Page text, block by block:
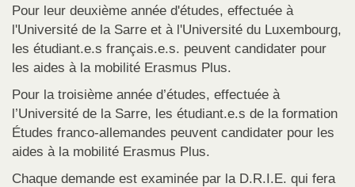
Pour leur deuxième année d'études, effectuée à
l'Université de la Sarre et à l'Université du Luxembourg,
les étudiant.e.s français.e.s. peuvent candidater pour
les aides à la mobilité Erasmus Plus.
Pour la troisième année d’études, effectuée à
l’Université de la Sarre, les étudiant.e.s de la formation
Études franco-allemandes peuvent candidater pour les
aides à la mobilité Erasmus Plus.
Chaque demande est examinée par la D.R.I.E. qui fera